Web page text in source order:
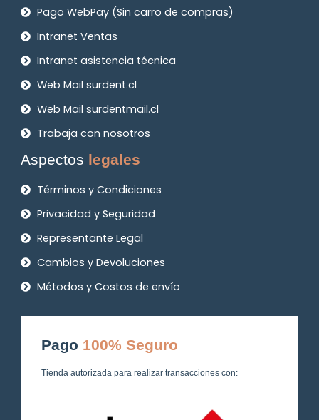
Pago WebPay (Sin carro de compras)
Intranet Ventas
Intranet asistencia técnica
Web Mail surdent.cl
Web Mail surdentmail.cl
Trabaja con nosotros
Aspectos legales
Términos y Condiciones
Privacidad y Seguridad
Representante Legal
Cambios y Devoluciones
Métodos y Costos de envío
Pago 100% Seguro
Tienda autorizada para realizar transacciones con: